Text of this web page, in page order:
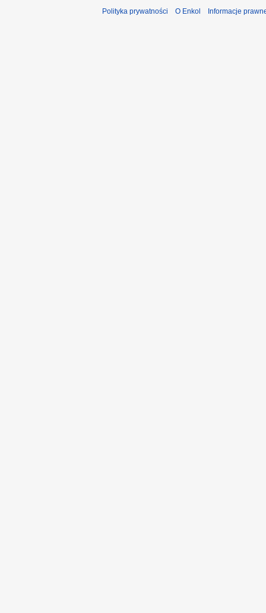
Polityka prywatności O Enkol Informacje